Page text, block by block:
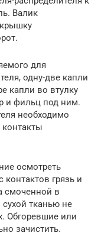
Валик
для
одну-две капли
капли во втулку
и фильц под ним.
необходимо
осмотреть
контактов грязь и
смоченной в
сухой тканью не
Обгоревшие или
зачистить.